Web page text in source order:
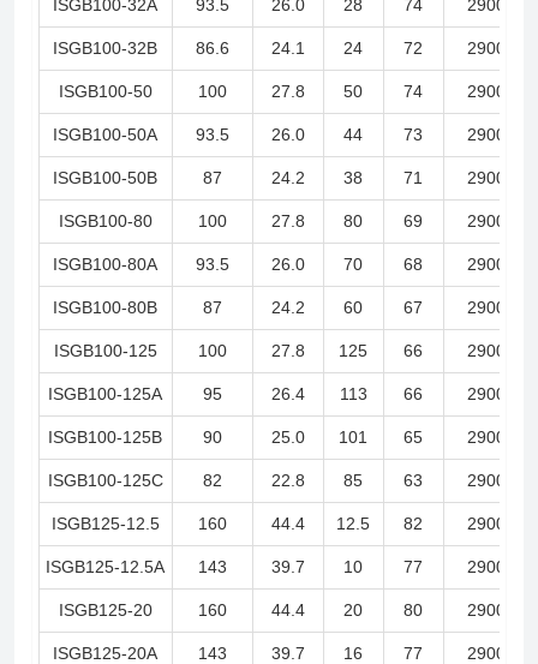
ISGB100-32A 93.5 26.0 28 74 2900
ISGB100-32B 86.6 24.1 24 72 2900
ISGB100-50 100 27.8 50 74 2900
ISGB100-50A 93.5 26.0 44 73 2900
ISGB100-50B 87 24.2 38 71 2900
ISGB100-80 100 27.8 80 69 2900
ISGB100-80A 93.5 26.0 70 68 2900
ISGB100-80B 87 24.2 60 67 2900
ISGB100-125 100 27.8 125 66 2900
ISGB100-125A 95 26.4 113 66 2900
ISGB100-125B 90 25.0 101 65 2900
ISGB100-125C 82 22.8 85 63 2900
ISGB125-12.5 160 44.4 12.5 82 2900
ISGB125-12.5A 143 39.7 10 77 2900
ISGB125-20 160 44.4 20 80 2900
ISGB125-20A 143 39.7 16 77 2900